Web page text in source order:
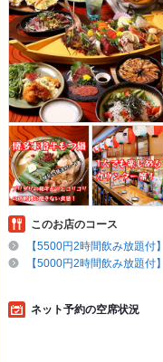
このお店のコース
【5500円2時間飲み放題付
【5000円2時間飲み放題付
ネット予約の空席状況